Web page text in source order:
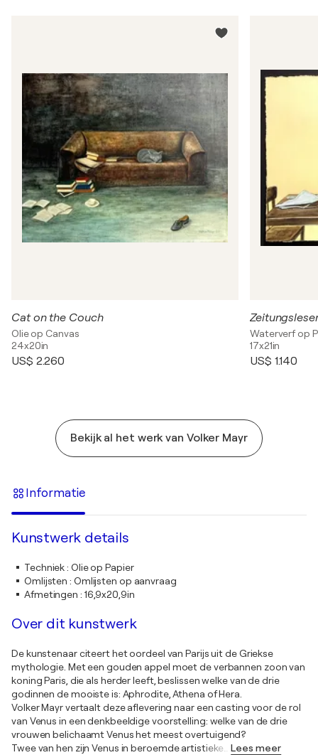
Cat on the Couch
Olie op Canvas
24x20in
US$ 2.260
Waterverf op
17x21in
US$ 1.140
Bekijk al het werk van Volker Mayr
Informatie
Kunstwerk details
Techniek: Olie op Papier
Omlijsten : Omlijsten op aanvraag
Afmetingen : 16,9x20,9in
Over dit kunstwerk
De kunstenaar citeert het oordeel van Parijs uit de Griekse
mythologie. Met een gouden appel moet de verbannen zoon van
koning Paris, die als herder leeft, beslissen welke van de drie
godinnen de mooiste is: Aphrodite, Athena of Hera.
Volker Mayr vertaalt deze aflevering naar een casting voor de rol
van Venus in een denkbeeldige voorstelling: welke van de drie
vrouwen belichaamt Venus het meest overtuigend?
Twee van hen zijn Venus in beroemde artistieke… Lees meer